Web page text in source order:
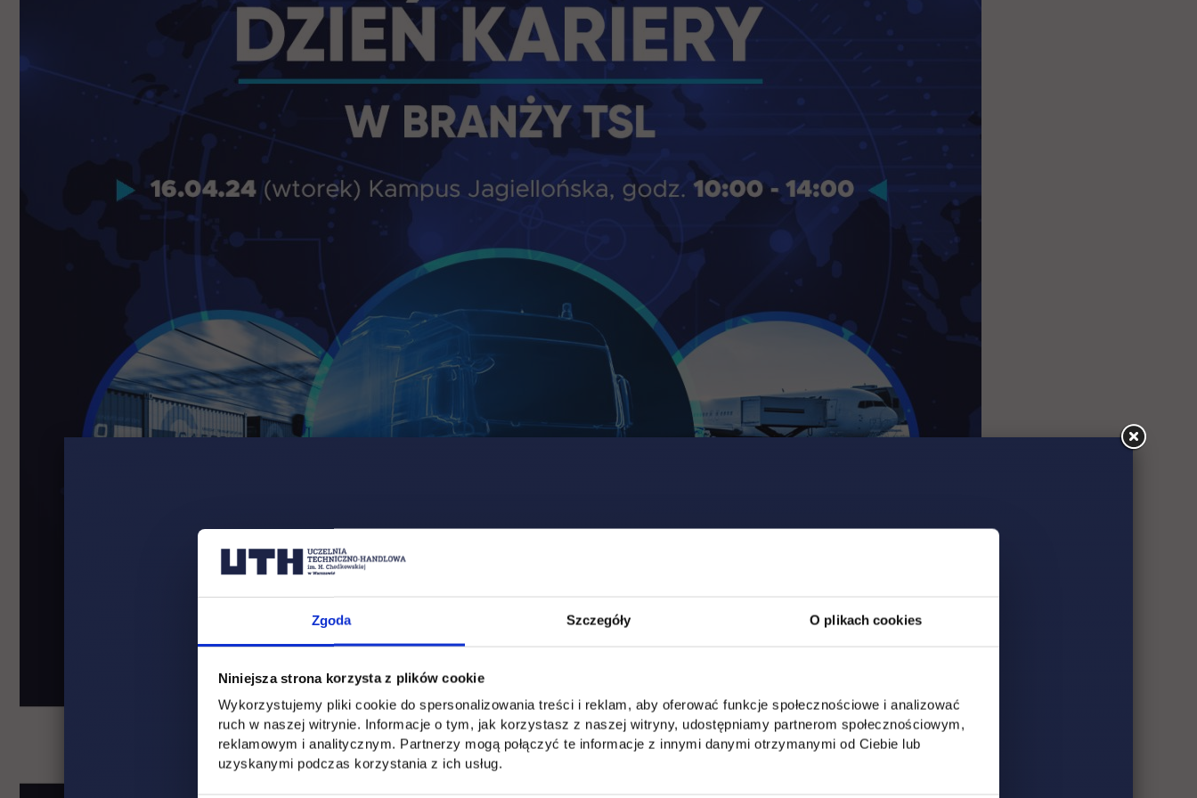
Zgoda Szczegóły O plikach cookies
Niniejsza strona korzysta z plików cookie
Wykorzystujemy pliki cookie do spersonalizowania treści i reklam, aby oferować funkcje społecznościowe i analizować
ruch w naszej witrynie. Informacje o tym, jak korzystasz z naszej witryny, udostępniamy partnerom społecznościowym,
reklamowym i analitycznym. Partnerzy mogą połączyć te informacje z innymi danymi otrzymanymi od Ciebie lub
uzyskanymi podczas korzystania z ich usług.